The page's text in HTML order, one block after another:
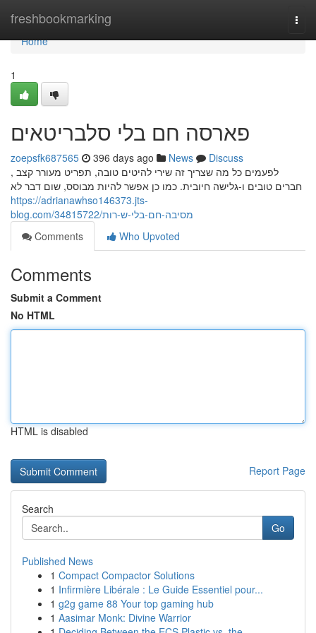
freshbookmarking
Home
Home
1
פארסה חם בלי סלבריטאים
zoepsfk687565 396 days ago News
Discuss
לפעמים כל מה שצריך זה שירי להיטים טובה, תפריט מעורר קצב ,
חברים טובים ו-גלישה חיובית. כמו כן אפשר להיות מבוסס, שום דבר לא
https://adrianawhso146373.jts-
blog.com/34815722/מסיבה-חם-בלי-ש-רות
Comments
Who Upvoted
Comments
Submit a Comment
No HTML
HTML is disabled
Report Page
Search
Go
Published News
1 Compact Compactor Solutions
1 Infirmière Libérale : Le Guide Essentiel pour...
1 g2g game 88 Your top gaming hub
1 Aasimar Monk: Divine Warrior